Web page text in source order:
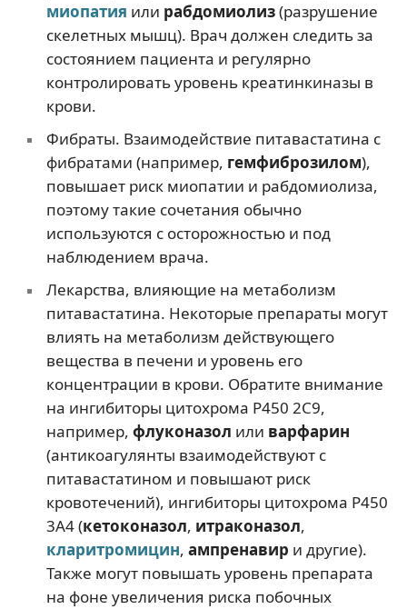
миопатия или рабдомиолиз(разрушение
скелетных мышц). Врач должен следить за
состоянием пациента и регулярно
контролировать уровень креатинкиназы в
крови.
Фибраты. Взаимодействие питавастатина с
фибратами (например, гемфиброзилом),
повышает риск миопатии и рабдомиолиза,
поэтому такие сочетания обычно
используются с осторожностью и под
наблюдением врача.
Лекарства, влияющие на метаболизм
питавастатина. Некоторые препараты могут
влиять на метаболизм действующего
вещества в печени и уровень его
концентрации в крови. Обратите внимание
на ингибиторы цитохрома P450 2C9,
например, флуконазол или варфарин
(антикоагулянты взаимодействуют с
питавастатином и повышают риск
кровотечений), ингибиторы цитохрома P450
3A4 (кетоконазол, итраконазол,
кларитромицин, ампренавир и другие).
Также могут повышать уровень препарата
на фоне увеличения риска побочных